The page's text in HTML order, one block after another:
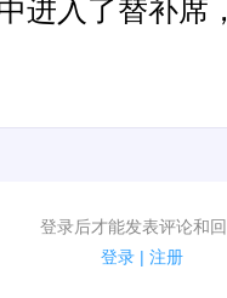
进入了替补席
登录后才能发表评论和
登录 | 注册
评论了！